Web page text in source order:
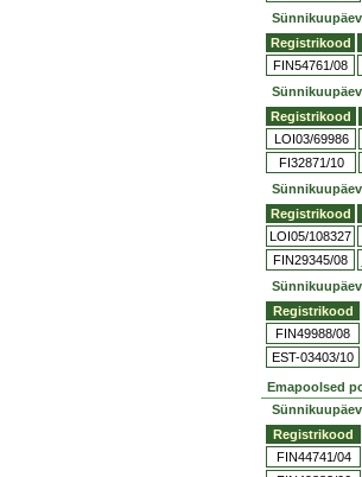
Registrikood
FIN54761/08
Registrikood
LOI03/69986
FI32871/10
Registrikood
LOI05/108327
FIN29345/08
Registrikood
FIN49988/08
EST-03403/10
Emapoolsed
Registrikood
FIN44741/04